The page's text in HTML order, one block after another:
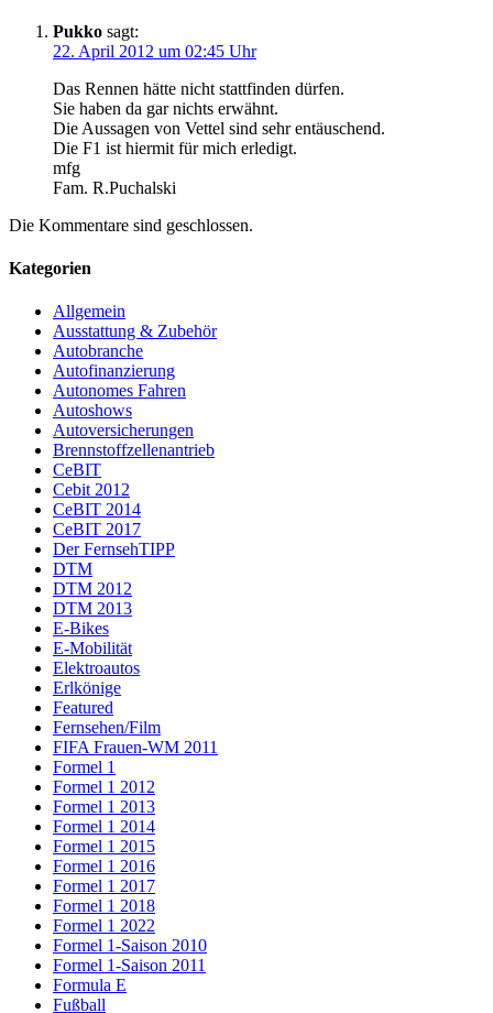
Pukko sagt:
22. April 2012 um 02:45 Uhr
Das Rennen hätte nicht stattfinden dürfen.
Sie haben da gar nichts erwähnt.
Die Aussagen von Vettel sind sehr entäuschend.
Die F1 ist hiermit für mich erledigt.
mfg
Fam. R.Puchalski
Die Kommentare sind geschlossen.
Kategorien
Allgemein
Ausstattung & Zubehör
Autobranche
Autofinanzierung
Autonomes Fahren
Autoshows
Autoversicherungen
Brennstoffzellenantrieb
CeBIT
Cebit 2012
CeBIT 2014
CeBIT 2017
Der FernsehTIPP
DTM
DTM 2012
DTM 2013
E-Bikes
E-Mobilität
Elektroautos
Erlkönige
Featured
Fernsehen/Film
FIFA Frauen-WM 2011
Formel 1
Formel 1 2012
Formel 1 2013
Formel 1 2014
Formel 1 2015
Formel 1 2016
Formel 1 2017
Formel 1 2018
Formel 1 2022
Formel 1-Saison 2010
Formel 1-Saison 2011
Formula E
Fußball